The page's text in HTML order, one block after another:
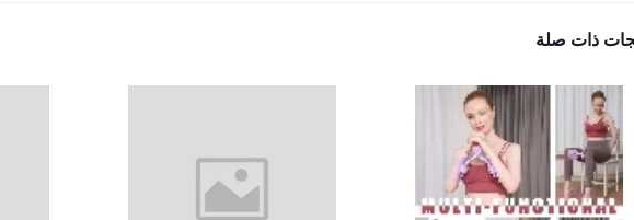
ذات صلة